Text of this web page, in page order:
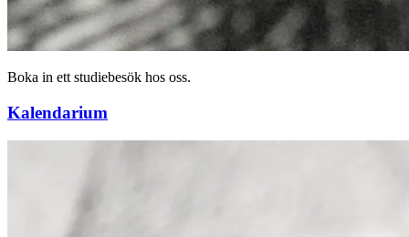
Boka in ett studiebesök hos oss.
Kalendarium